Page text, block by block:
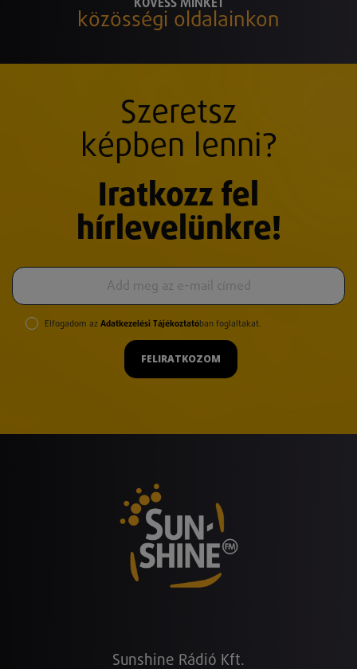
KÖVESS MINKET
közösségi oldalainkon
Szeretsz
képben lenni?
Iratkozz fel
hírlevelünkre!
Elfogadom az Adatkezelési Tájékoztatóban foglaltakat.
FELIRATKOZOM
Sunshine Rádió Kft.